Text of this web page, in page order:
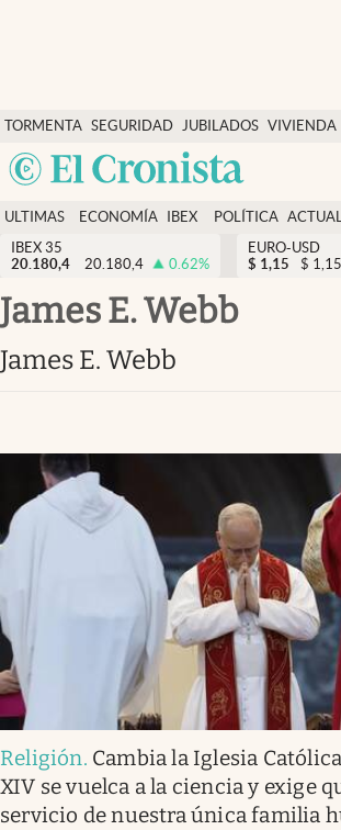
TORMENTA SEGURIDAD
SOCIAL
JUBILADOS VIVIENDA
Economía y finanzas
Política
Actualidad
Criptomonedas
España
ULTIMAS
NOTICIAS
ECONOMÍA
FINANZAS
IBEX
EURO
POLÍTICA
IBEX 35
20.180,4
20.180,4 0.62%
EURO-USD
$ 1,15 $ 1,15
James E. Webb
James E. Webb
Religión. Cambia la Iglesia
XIV se vuelca a la ciencia y exige
servicio de nuestra única familia